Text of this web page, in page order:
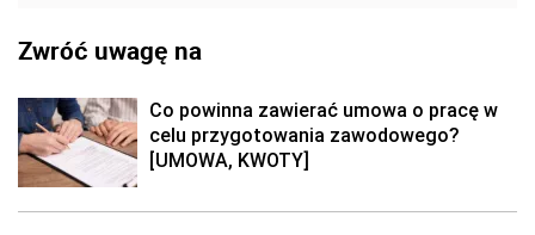
Zwróć uwagę na
Co powinna zawierać umowa o pracę w
celu przygotowania zawodowego?
[UMOWA, KWOTY]